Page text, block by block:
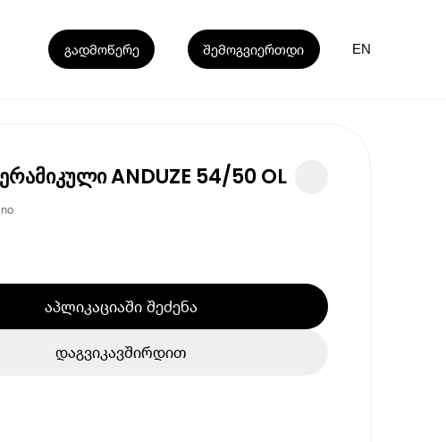
გადმოწერე შემოგვიერთდი EN
ANDUZE 54/50 OL
აპლიკაციაში შეძენა
დაგვიკავშირდით